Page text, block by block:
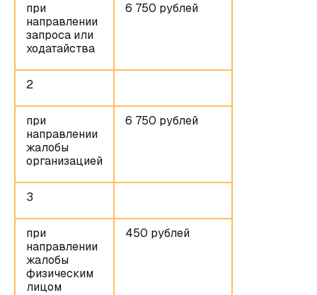
при
направлении
запроса или
ходатайства
6 750 рублей
2
при
направлении
жалобы
организацией
6 750 рублей
3
при
направлении
жалобы
физическим
лицом
450 рублей